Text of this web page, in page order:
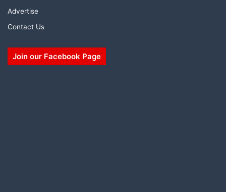
Advertise
Contact Us
Join our Facebook Page